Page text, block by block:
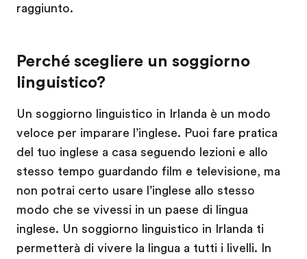
raggiunto.
Perché scegliere un soggiorno
linguistico?
Un soggiorno linguistico in Irlanda è un modo
veloce per imparare l’inglese. Puoi fare pratica
del tuo inglese a casa seguendo lezioni e allo
stesso tempo guardando film e televisione, ma
non potrai certo usare l’inglese allo stesso
modo che se vivessi in un paese di lingua
inglese. Un soggiorno linguistico in Irlanda ti
permetterà di vivere la lingua a tutti i livelli. In